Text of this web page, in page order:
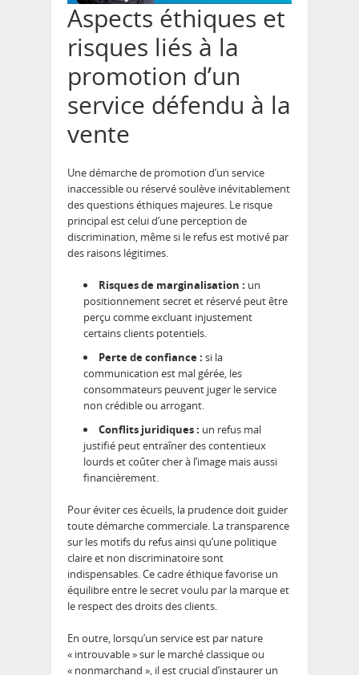
Aspects éthiques et
risques liés à la
promotion d’un
service défendu à la
vente
Une démarche de promotion d’un service
inaccessible ou réservé soulève inévitablement
des questions éthiques majeures. Le risque
principal est celui d’une perception de
discrimination, même si le refus est motivé par
des raisons légitimes.
Risques de marginalisation : un
positionnement secret et réservé peut être
perçu comme excluant injustement
certains clients potentiels.
Perte de confiance : si la
communication est mal gérée, les
consommateurs peuvent juger le service
non crédible ou arrogant.
Conflits juridiques : un refus mal
justifié peut entraîner des contentieux
lourds et coûter cher à l’image mais aussi
financièrement.
Pour éviter ces écueils, la prudence doit guider
toute démarche commerciale. La transparence
sur les motifs du refus ainsi qu’une politique
claire et non discriminatoire sont
indispensables. Ce cadre éthique favorise un
équilibre entre le secret voulu par la marque et
le respect des droits des clients.
En outre, lorsqu’un service est par nature
« introuvable » sur le marché classique ou
« nonmarchand », il est crucial d’instaurer un